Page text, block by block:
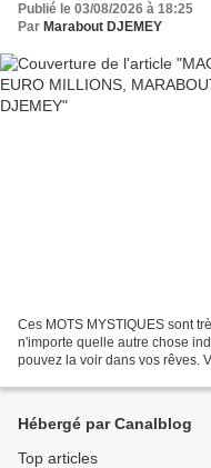
Publié le 03/08/2026 à 18:25
Par Marabout DJEMEY
Ces MOTS MYSTIQUES sont
n'importe quelle autre chose
pouvez la voir dans vos rêves.
Hébergé par Canalblog
Top articles